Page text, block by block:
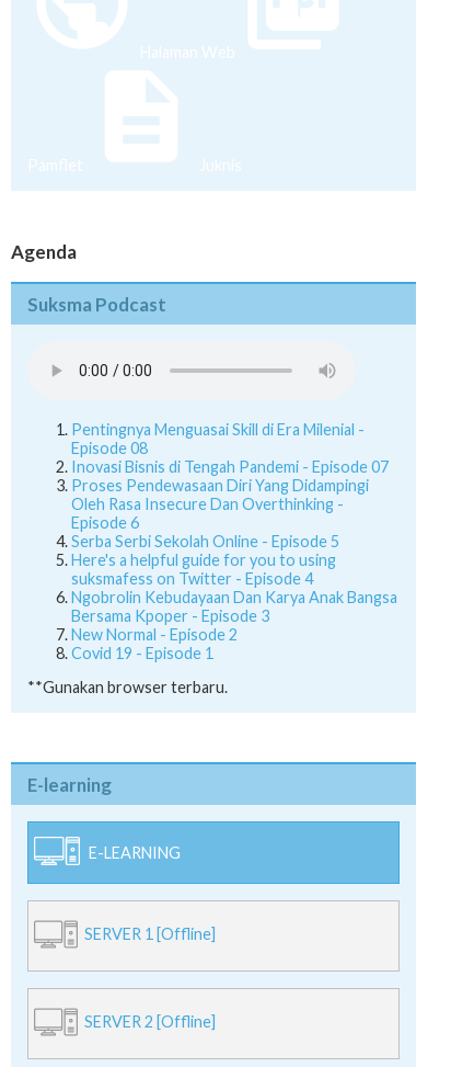
Halaman Web
Pamflet Juknis
Agenda
Suksma Podcast
Pentingnya Menguasai Skill di Era Milenial -
Episode 08
Inovasi Bisnis di Tengah Pandemi - Episode 07
Proses Pendewasaan Diri Yang Didampingi
Oleh Rasa Insecure Dan Overthinking -
Episode 6
Serba Serbi Sekolah Online - Episode 5
Here's a helpful guide for you to using
suksmafess on Twitter - Episode 4
Ngobrolin Kebudayaan Dan Karya Anak Bangsa
Bersama Kpoper - Episode 3
New Normal - Episode 2
Covid 19 - Episode 1
**Gunakan browser terbaru.
E-learning
E-LEARNING
SERVER 1 [Offline]
SERVER 2 [Offline]